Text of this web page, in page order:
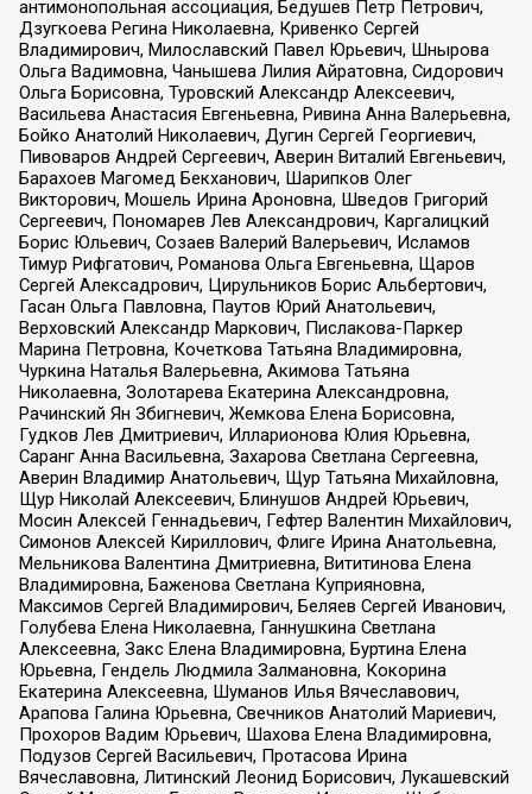
антимонопольная ассоциация, Бедушев Петр Петрович,
Дзугкоева Регина Николаевна, Кривенко Сергей
Владимирович, Милославский Павел Юрьевич, Шнырова
Ольга Вадимовна, Чанышева Лилия Айратовна, Сидорович
Ольга Борисовна, Туровский Александр Алексеевич,
Васильева Анастасия Евгеньевна, Ривина Анна Валерьевна,
Бойко Анатолий Николаевич, Дугин Сергей Георгиевич,
Пивоваров Андрей Сергеевич, Аверин Виталий Евгеньевич,
Барахоев Магомед Бекханович, Шарипков Олег
Викторович, Мошель Ирина Ароновна, Шведов Григорий
Сергеевич, Пономарев Лев Александрович, Каргалицкий
Борис Юльевич, Созаев Валерий Валерьевич, Исламов
Тимур Рифгатович, Романова Ольга Евгеньевна, Щаров
Сергей Алексадрович, Цирульников Борис Альбертович,
Гасан Ольга Павловна, Паутов Юрий Анатольевич,
Верховский Александр Маркович, Пислакова-Паркер
Марина Петровна, Кочеткова Татьяна Владимировна,
Чуркина Наталья Валерьевна, Акимова Татьяна
Николаевна, Золотарева Екатерина Александровна,
Рачинский Ян Збигневич, Жемкова Елена Борисовна,
Гудков Лев Дмитриевич, Илларионова Юлия Юрьевна,
Саранг Анна Васильевна, Захарова Светлана Сергеевна,
Аверин Владимир Анатольевич, Щур Татьяна Михайловна,
Щур Николай Алексеевич, Блинушов Андрей Юрьевич,
Мосин Алексей Геннадьевич, Гефтер Валентин Михайлович,
Симонов Алексей Кириллович, Флиге Ирина Анатольевна,
Мельникова Валентина Дмитриевна, Вититинова Елена
Владимировна, Баженова Светлана Куприяновна,
Максимов Сергей Владимирович, Беляев Сергей Иванович,
Голубева Елена Николаевна, Ганнушкина Светлана
Алексеевна, Закс Елена Владимировна, Буртина Елена
Юрьевна, Гендель Людмила Залмановна, Кокорина
Екатерина Алексеевна, Шуманов Илья Вячеславович,
Арапова Галина Юрьевна, Свечников Анатолий Мариевич,
Прохоров Вадим Юрьевич, Шахова Елена Владимировна,
Подузов Сергей Васильевич, Протасова Ирина
Вячеславовна, Литинский Леонид Борисович, Лукашевский